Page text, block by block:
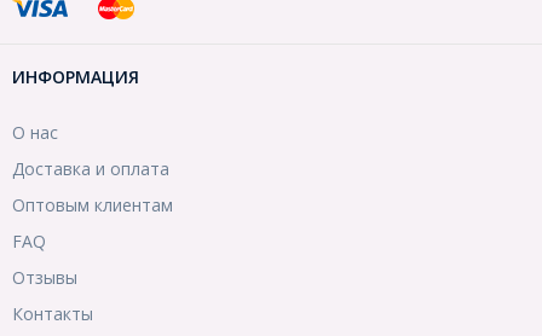
ИНФОРМАЦИЯ
О нас
Доставка и оплата
Оптовым клиентам
FAQ
Отзывы
Контакты